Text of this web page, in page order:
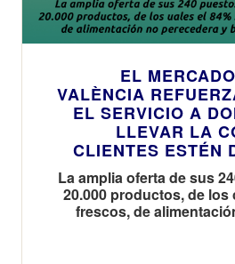
EL
VALÈNCIA
EL SERVICIO A
LLEVAR LA
CLIENTES ESTÉN
La amplia oferta de sus
20.000 productos, de los
frescos, de